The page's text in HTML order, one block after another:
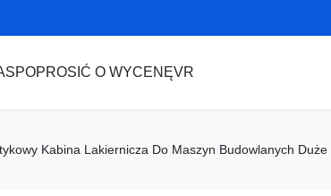
POPROSIĆ O WYCENĘVR
Kabina Lakiernicza Do Maszyn Budowlanych